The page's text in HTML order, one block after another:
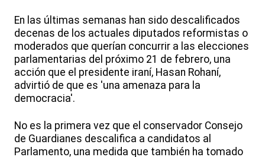
En las últimas semanas han sido descalificados
decenas de los actuales diputados reformistas o
moderados que querían concurrir a las elecciones
parlamentarias del próximo 21 de febrero, una
acción que el presidente iraní, Hasan Rohaní,
advirtió de que es 'una amenaza para la
democracia'.
No es la primera vez que el conservador Consejo
de Guardianes descalifica a candidatos al
Parlamento, una medida que también ha tomado